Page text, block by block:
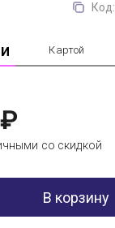
Код:
Картой
со скидкой
В корзину